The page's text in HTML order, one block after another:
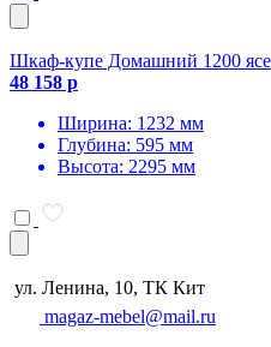
Шкаф-купе Домашний 1200
48 158 р
Ширина: 1232 мм
Глубина: 595 мм
Высота: 2295 мм
ул. Ленина, 10, ТК Кит
magaz-mebel@mail.ru